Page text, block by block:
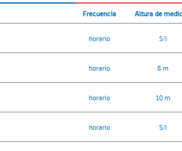
Frecuencia Altura de
horario S/I
horario 8 m
horario 10 m
horario S/I